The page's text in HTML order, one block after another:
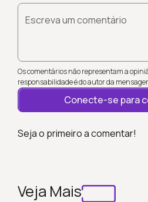
Escreva um comentário
Os comentários não representam a
responsabilidade é do autor da
Conecte-se para
Seja o primeiro a comentar!
Veja Mais